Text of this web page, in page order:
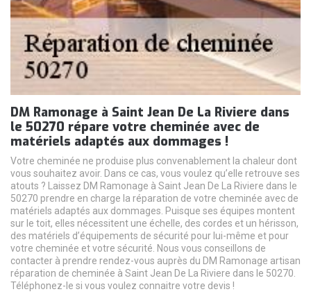
DM Ramonage à Saint Jean De La Riviere dans
le 50270 répare votre cheminée avec de
matériels adaptés aux dommages !
Votre cheminée ne produise plus convenablement la chaleur dont
vous souhaitez avoir. Dans ce cas, vous voulez qu’elle retrouve ses
atouts ? Laissez DM Ramonage à Saint Jean De La Riviere dans le
50270 prendre en charge la réparation de votre cheminée avec de
matériels adaptés aux dommages. Puisque ses équipes montent
sur le toit, elles nécessitent une échelle, des cordes et un hérisson,
des matériels d’équipements de sécurité pour lui-même et pour
votre cheminée et votre sécurité. Nous vous conseillons de
contacter à prendre rendez-vous auprès du DM Ramonage artisan
réparation de cheminée à Saint Jean De La Riviere dans le 50270.
Téléphonez-le si vous voulez connaitre votre devis !